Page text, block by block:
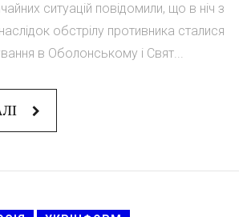
ситуацій повідомили, що в ніч з
обстрілу противника сталися
в Оболонському і Свят...